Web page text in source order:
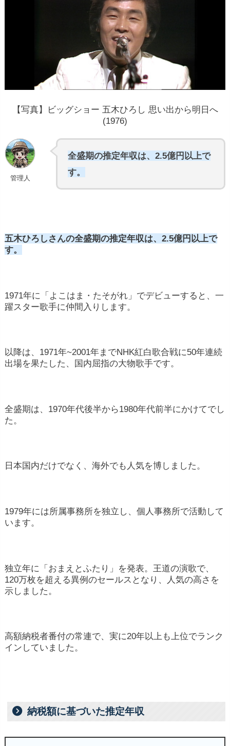
【写真】ビッグショー 五木ひろし 思い出から明日へ
(1976)
管理人
全盛期の推定年収は、2.5億円以上で
す。
五木ひろしさんの全盛期の推定年収は、2.5億円以上で
す。
1971年に「よこはま・たそがれ」でデビューすると、一
躍スター歌手に仲間入りします。
以降は、1971年~2001年までNHK紅白歌合戦に50年連続
出場を果たした、国内屈指の大物歌手です。
全盛期は、1970年代後半から1980年代前半にかけてでし
た。
日本国内だけでなく、海外でも人気を博しました。
1979年には所属事務所を独立し、個人事務所で活動して
います。
独立年に「おまえとふたり」を発表。王道の演歌で、
120万枚を超える異例のセールスとなり、人気の高さを
示しました。
高額納税者番付の常連で、実に20年以上も上位でランク
インしていました。
納税額に基づいた推定年収